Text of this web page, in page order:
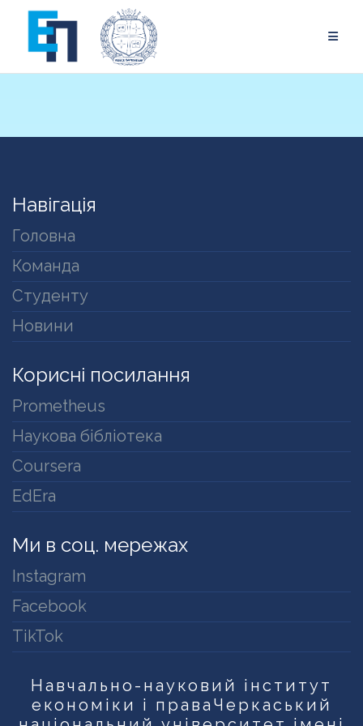
content
Навігація
Головна
Команда
Студенту
Новини
Корисні посилання
Prometheus
Наукова бібліотека
Coursera
EdEra
Ми в соц. мережах
Instagram
Facebook
TikTok
Навчально-науковий інститут
економіки і права Черкаський